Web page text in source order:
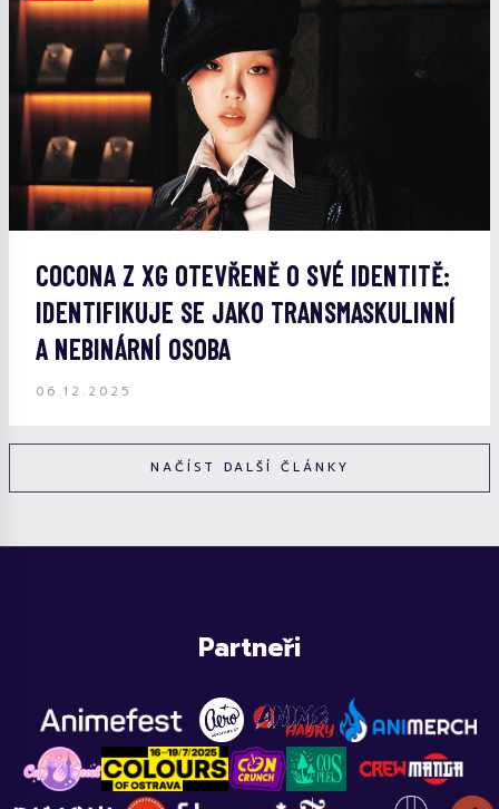
COCONA Z XG OTEVŘENĚ O SVÉ IDENTITĚ:
IDENTIFIKUJE SE JAKO TRANSMASKULINNÍ
A NEBINÁRNÍ OSOBA
06.12.2025
NAČÍST DALŠÍ ČLÁNKY
Partneři